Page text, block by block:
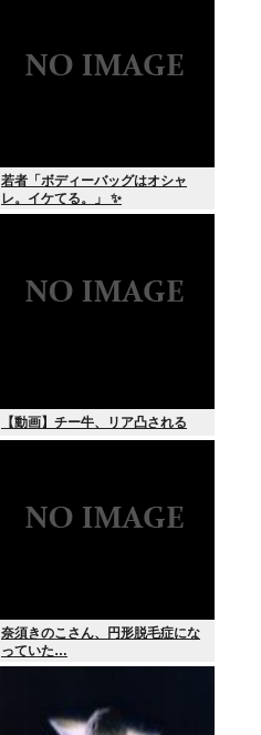
若者「ボディーバッグはオシャ
レ。イケてる。」 ✨
【動画】チー牛、リア凸される
奈須きのこさん、円形脱毛症にな
っていた…